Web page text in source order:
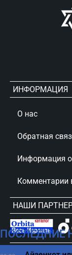
ПОСЛЕДНИЕ
ИНФОРМАЦИЯ
О нас
Обратная
Информация
Комментарии
НАШИ